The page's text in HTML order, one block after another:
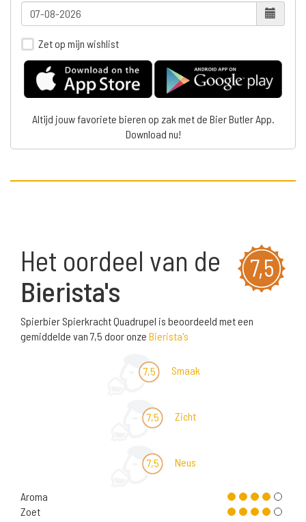
Zet op mijn wishlist
Altijd jouw favoriete bieren op zak met de Bier Butler App.
Download nu!
7,5
Het oordeel van de
Bierista's
Spierbier Spierkracht Quadrupel is beoordeeld met een
gemiddelde van 7,5 door onze Bierista's
7,5 Smaak
7,5 Zicht
7,5 Neus
Aroma
Zoet